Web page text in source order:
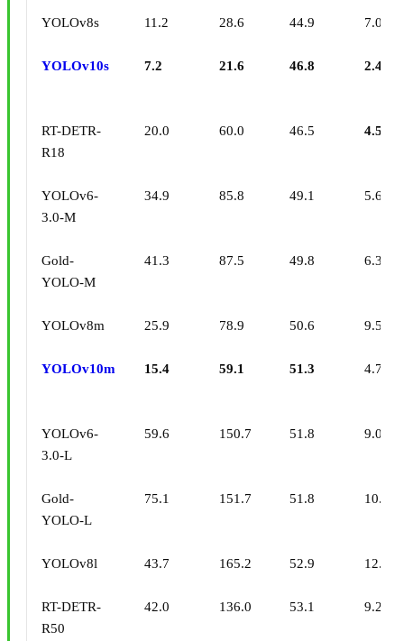
YOLOv8s 11.2 28.6 44.9 7.07
YOLOv10s 7.2 21.6 46.8 2.49
RT-DETR-
R18
20.0 60.0 46.5 4.58
YOLOv6-
3.0-M
34.9 85.8 49.1 5.63
Gold-
YOLO-M
41.3 87.5 49.8 6.38
YOLOv8m 25.9 78.9 50.6 9.50
YOLOv10m 15.4 59.1 51.3 4.74
YOLOv6-
3.0-L
59.6 150.7 51.8 9.02
Gold-
YOLO-L
75.1 151.7 51.8 10.65
YOLOv8l 43.7 165.2 52.9 12.39
RT-DETR-
R50
42.0 136.0 53.1 9.20